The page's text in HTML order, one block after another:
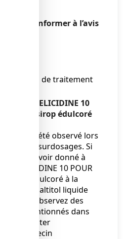
ans: se conformer à l’avis
5 à 6 jours de traitement
plus de HELICIDINE 10
SUCRE, sirop édulcoré
n'a été observé lors
cas de surdosages. Si
pris ou avoir donné à
HELICIDINE 10 POUR
sirop édulcoré à la
et au maltitol liquide
si vous observez des
non mentionnés dans
contacter
médecin